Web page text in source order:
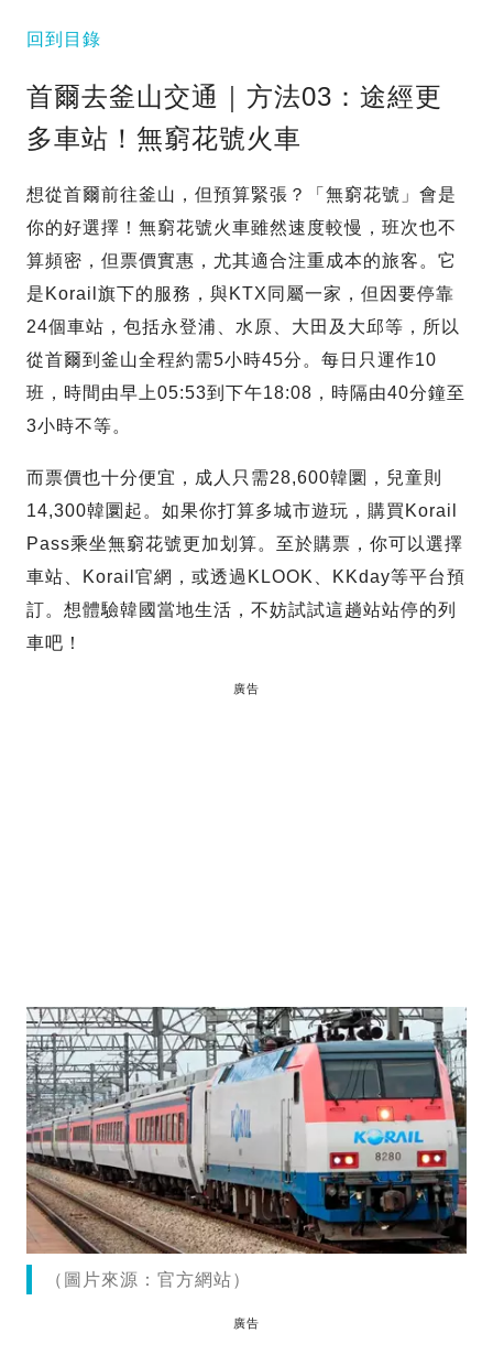
回到目錄
首爾去釜山交通｜方法03：途經更
多車站！無窮花號火車
想從首爾前往釜山，但預算緊張？「無窮花號」會是
你的好選擇！無窮花號火車雖然速度較慢，班次也不
算頻密，但票價實惠，尤其適合注重成本的旅客。它
是Korail旗下的服務，與KTX同屬一家，但因要停靠
24個車站，包括永登浦、水原、大田及大邱等，所以
從首爾到釜山全程約需5小時45分。每日只運作10
班，時間由早上05:53到下午18:08，時隔由40分鐘至
3小時不等。
而票價也十分便宜，成人只需28,600韓圜，兒童則
14,300韓圜起。如果你打算多城市遊玩，購買Korail
Pass乘坐無窮花號更加划算。至於購票，你可以選擇
車站、Korail官網，或透過KLOOK、KKday等平台預
訂。想體驗韓國當地生活，不妨試試這趟站站停的列
車吧！
廣告
（圖片來源：官方網站）
廣告